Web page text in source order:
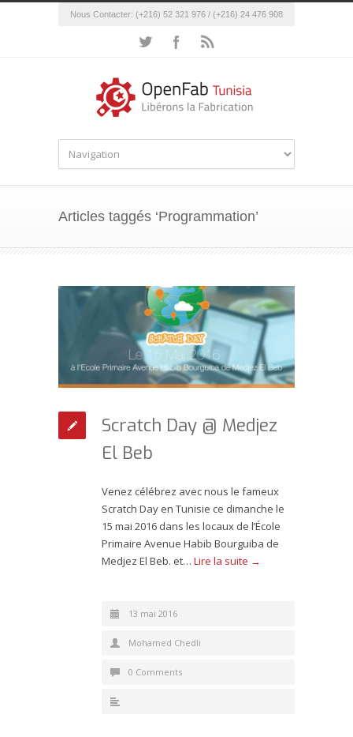
Nous Contacter: (+216) 52 321 976 / (+216) 24 476 908
Articles taggés ‘Programmation’
Scratch Day @ Medjez
El Beb
Venez célébrez avec nous le fameux
Scratch Day en Tunisie ce dimanche le
15 mai 2016 dans les locaux de l’École
Primaire Avenue Habib Bourguiba de
Medjez El Beb. et… Lire la suite →
13 mai 2016
Mohamed Chedli
0 Comments